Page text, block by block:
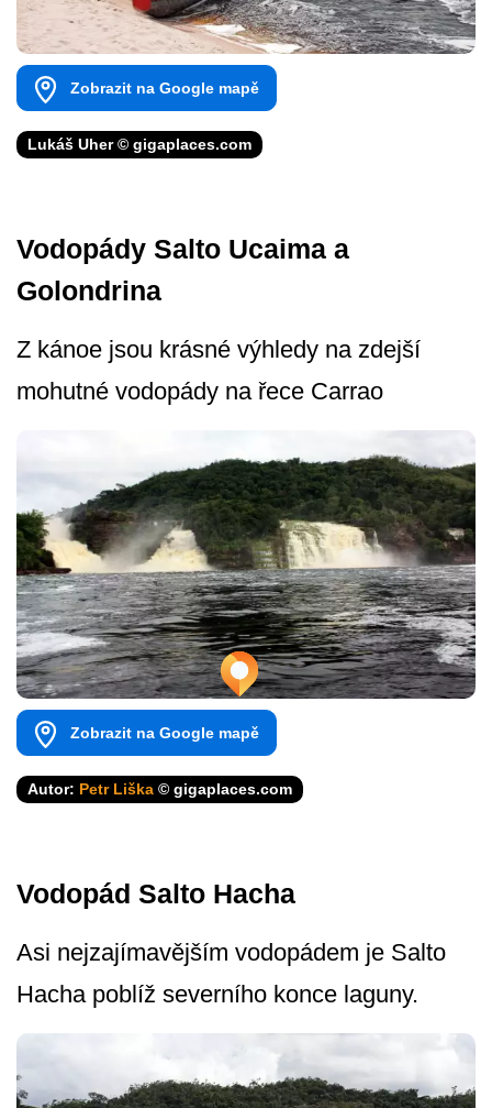
Zobrazit na Google mapě
Lukáš Uher © gigaplaces.com
Vodopády Salto Ucaima a
Golondrina
Z kánoe jsou krásné výhledy na zdejší
mohutné vodopády na řece Carrao
Zobrazit na Google mapě
Autor: Petr Liška © gigaplaces.com
Vodopád Salto Hacha
Asi nejzajímavějším vodopádem je Salto
Hacha poblíž severního konce laguny.